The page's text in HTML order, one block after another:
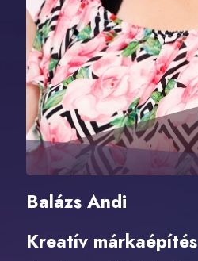
Balázs Andi
Kreatív márkaépítés